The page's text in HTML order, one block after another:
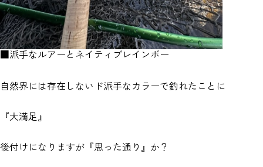
■派手なルアーとネイティブレインボー
自然界には存在しないド派手なカラーで釣れたことに
『大満足』
後付けになりますが『思った通り』か？